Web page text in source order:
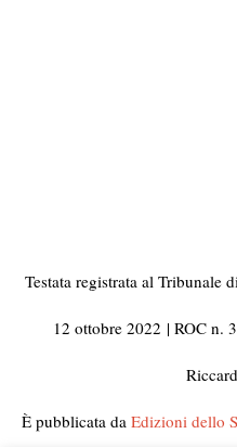
Testata registrata al Tribunale
12 ottobre 2022 | ROC n.
È pubblicata da Edizioni dello